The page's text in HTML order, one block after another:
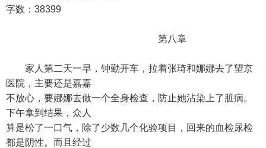
字数：38399
第八章
家人第二天一早，钟勤开车，拉着张琦和娜娜去了望京
医院，主要还是嘉嘉
不放心，要娜娜去做一个全身检查，防止她沾染上了脏病。
下午拿到结果，众人
算是松了一口气，除了少数几个化验项目，回来的血检尿检
都是阴性。而且经过